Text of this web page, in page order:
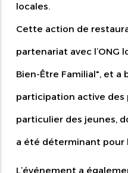
locales.
Cette action de
partenariat avec l’ONG
Bien-Être Familial", et a
participation active des
particulier des jeunes,
a été déterminant pour
L’événement a